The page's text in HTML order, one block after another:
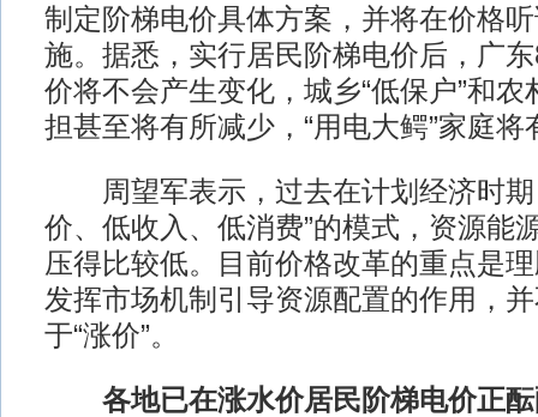
制定阶梯电价具体方案，并将在价格
施。据悉，实行居民阶梯电价后，广
价将不会产生变化，城乡“低保户”和农
担甚至将有所减少，“用电大鳄”家庭将
周望军表示，过去在计划经济时期
价、低收入、低消费”的模式，资源能
压得比较低。目前价格改革的重点是
发挥市场机制引导资源配置的作用，
于“涨价”。
各地已在涨水价居民阶梯电价正酝